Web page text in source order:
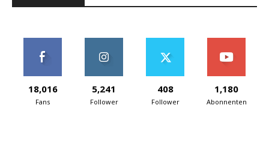
18,016
Fans
5,241
Follower
408
Follower
1,180
Abonnenten